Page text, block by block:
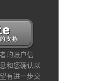
的账户信
和您确认以
有进一步交